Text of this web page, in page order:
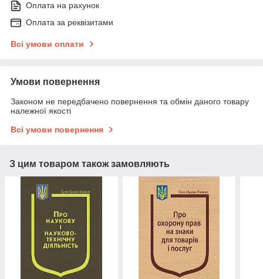
Оплата на рахунок
Оплата за реквізитами
Всі умови оплати
Умови повернення
Законом не передбачено повернення та обмін даного товару
належної якості
Всі умови повернення
З цим товаром також замовляють